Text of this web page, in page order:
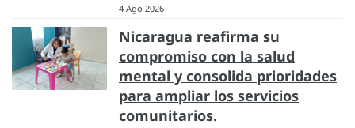
4 Ago 2026
Nicaragua reafirma su
compromiso con la salud
mental y consolida prioridades
para ampliar los servicios
comunitarios.